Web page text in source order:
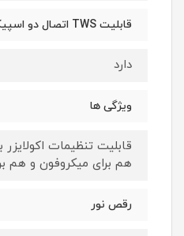
قابلیت TWS اتصال دو اسپیکر همزمان
دارد
ویژگی ها
قابلیت تنظیمات
هم برای میکروفون و هم
رقص نور